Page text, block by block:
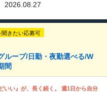
2026.08.27
聞きたい応募可
ループ/日勤・夜勤選べる/W
間
いい』が、長く続く。 週1日から自分